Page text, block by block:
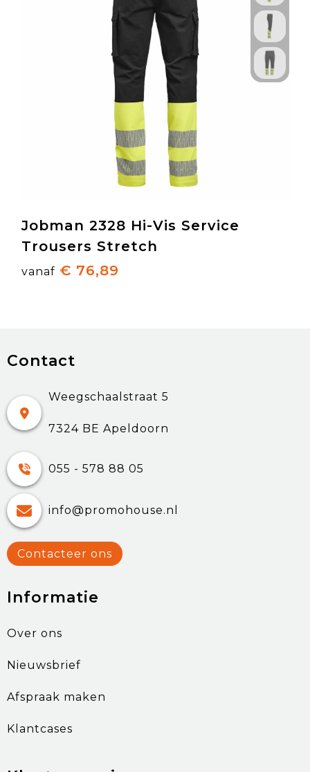
Jobman 2328 Hi-Vis Service
Trousers Stretch
vanaf € 76,89
Contact
Weegschaalstraat 5
7324 BE Apeldoorn
055 - 578 88 05
info@promohouse.nl
Contacteer ons
Informatie
Over ons
Nieuwsbrief
Afspraak maken
Klantcases